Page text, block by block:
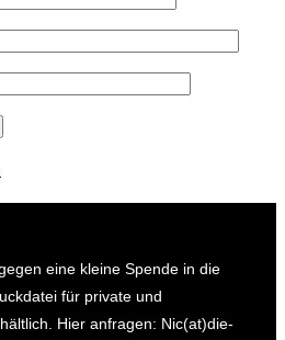
eine kleine Spende in die
für private und
Hier anfragen: Nic(at)die-